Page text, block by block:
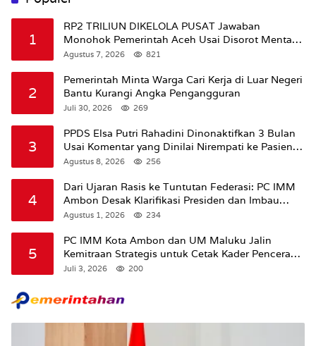
1
RP2 TRILIUN DIKELOLA PUSAT Jawaban
Monohok Pemerintah Aceh Usai Disorot Mentan
Amran Soal Dana Pertanian
Agustus 7, 2026 821
2
Pemerintah Minta Warga Cari Kerja di Luar Negeri
Bantu Kurangi Angka Pengangguran
Juli 30, 2026 269
3
PPDS Elsa Putri Rahadini Dinonaktifkan 3 Bulan
Usai Komentar yang Dinilai Nirempati ke Pasien
BPJS
Agustus 8, 2026 256
4
Dari Ujaran Rasis ke Tuntutan Federasi: PC IMM
Ambon Desak Klarifikasi Presiden dan Imbau
Tunda Pengibaran Bendera Merah Putih Di
Agustus 1, 2026 234
5
PC IMM Kota Ambon dan UM Maluku Jalin
Kemitraan Strategis untuk Cetak Kader Pencerah
Bangsa “Membangun Peradaban dari Kampus”
Juli 3, 2026 200